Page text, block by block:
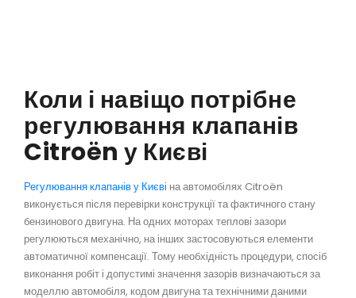
Коли і навіщо потрібне
регулювання клапанів
Citroën у Києві
Регулювання клапанів у Києві на автомобілях Citroën
виконується після перевірки конструкції та фактичного стану
бензинового двигуна. На одних моторах теплові зазори
регулюються механічно, на інших застосовуються елементи
автоматичної компенсації. Тому необхідність процедури, спосіб
виконання робіт і допустимі значення зазорів визначаються за
моделлю автомобіля, кодом двигуна та технічними даними